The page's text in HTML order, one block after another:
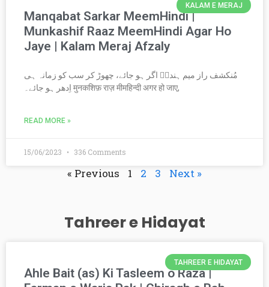
KALAM E MERAJ
Manqabat Sarkar MeemHindi |
Munkashif Raaz MeemHindi Agar Ho
Jaye | Kalam Meraj Afzaly
مُنکشف راز میم ہندیؒ اگر ہو جائے، چھوڑ کر سب کو زمانہ ہی
اِدھر ہو جائے۔ मुनकशिफ़ राज़ मीमहिन्दी अगर हो जाए,
READ MORE »
15/06/2023 336 Comments
« Previous 1 2 3 Next »
Tahreer e Hidayat
TAHREER E HIDAYAT
Ahle Bait (as) Ki Tasleem o Raza |